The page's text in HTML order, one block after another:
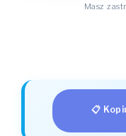
Masz
📋